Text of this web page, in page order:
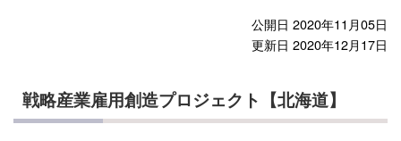
公開日 2020年11月05日
更新日 2020年12月17日
戦略産業雇用創造プロジェクト【北海道】